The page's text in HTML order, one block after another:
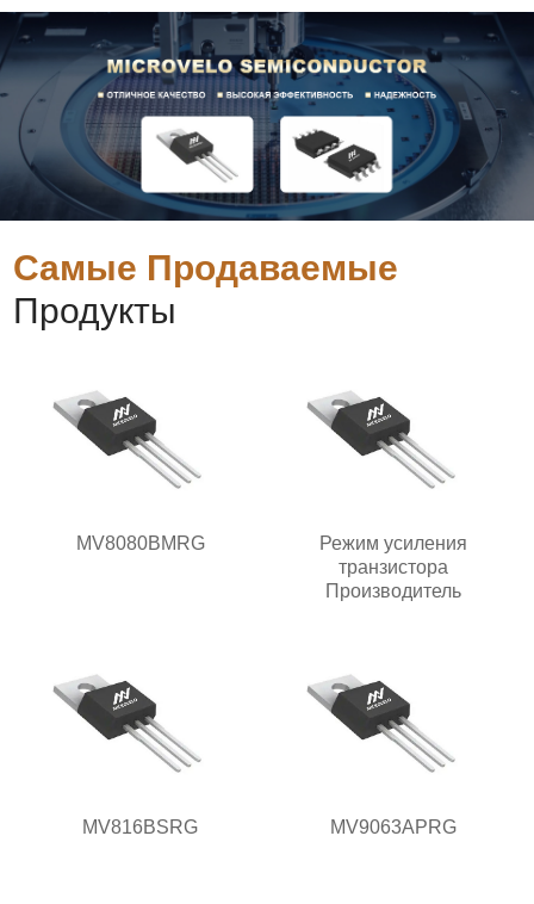
Самые Продаваемые
Продукты
MV8080BMRG
Режим усиления
транзистора
Производитель
MV816BSRG MV9063APRG